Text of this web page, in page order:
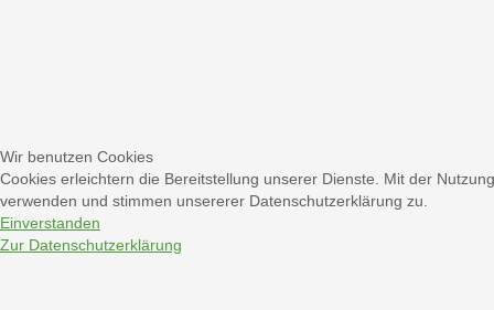
Wir benutzen Cookies
Cookies erleichtern die Bereitstellung unserer Dienste. Mit der
verwenden und stimmen unsererer Datenschutzerklärung zu.
Einverstanden
Zur Datenschutzerklärung